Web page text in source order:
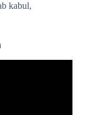
kabul,